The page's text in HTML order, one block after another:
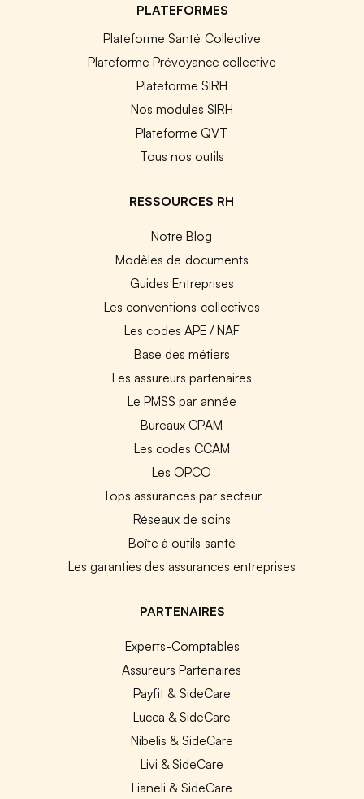
PLATEFORMES
Plateforme Santé Collective
Plateforme Prévoyance collective
Plateforme SIRH
Nos modules SIRH
Plateforme QVT
Tous nos outils
RESSOURCES RH
Notre Blog
Modèles de documents
Guides Entreprises
Les conventions collectives
Les codes APE / NAF
Base des métiers
Les assureurs partenaires
Le PMSS par année
Bureaux CPAM
Les codes CCAM
Les OPCO
Tops assurances par secteur
Réseaux de soins
Boîte à outils santé
Les garanties des assurances entreprises
PARTENAIRES
Experts-Comptables
Assureurs Partenaires
Payfit & SideCare
Lucca & SideCare
Nibelis & SideCare
Livi & SideCare
Lianeli & SideCare